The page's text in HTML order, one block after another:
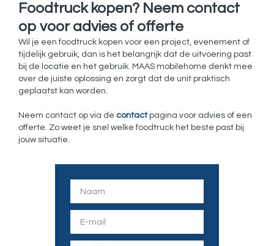
Foodtruck kopen? Neem contact
op voor advies of offerte
Wil je een foodtruck kopen voor een project, evenement of
tijdelijk gebruik, dan is het belangrijk dat de uitvoering past
bij de locatie en het gebruik. MAAS mobilehome denkt mee
over de juiste oplossing en zorgt dat de unit praktisch
geplaatst kan worden.
Neem contact op via de contactpagina voor advies of een
offerte. Zo weet je snel welke foodtruck het beste past bij
jouw situatie.